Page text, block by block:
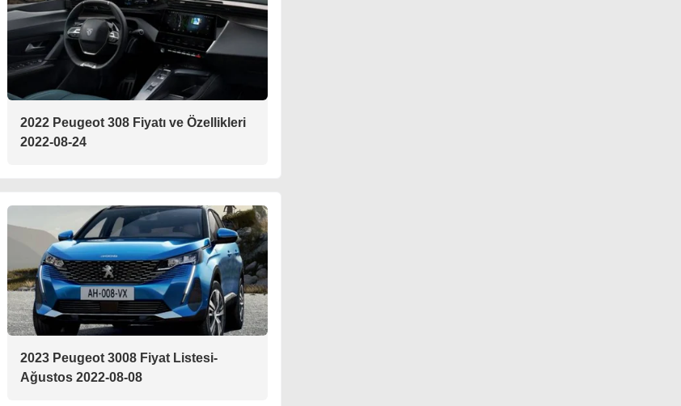
2022 Peugeot 308 Fiyatı ve Özellikleri
2022-08-24
2023 Peugeot 3008 Fiyat Listesi-
Ağustos 2022-08-08